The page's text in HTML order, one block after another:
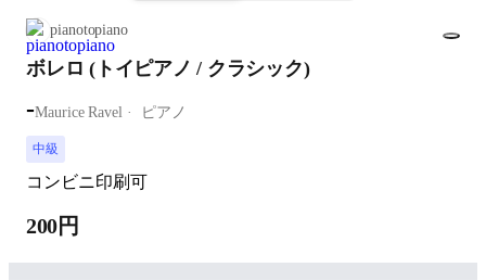
pianotopiano
ボレロ (トイピアノ / クラシック)
-Maurice Ravel ピアノ
中級
コンビニ印刷可
200円